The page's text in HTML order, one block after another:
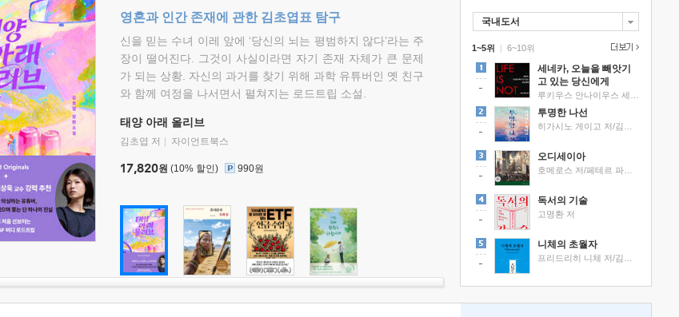
영혼과 인간 존재에 관한 김초엽표 탐구
신을 믿는 수녀 이레 앞에 ‘당신의 뇌는 평범하지 않다’라는 주
장이 떨어진다. 그것이 사실이라면 자기 존재 자체가 큰 문제
가 되는 상황. 자신의 과거를 찾기 위해 과학 유튜버인 옛 친구
와 함께 여정을 나서면서 펼쳐지는 로드트립 소설.
태양 아래 올리브
김초엽 저 자이언트북스
17,820원 (10% 할인) 990원
국내도서
1~5위 |
세네카, 오늘을 빼앗기
고 있는 당신에게
투명한 나선
오디세이아
독서의 기술
고명환 저
니체의 초월자
6~10위